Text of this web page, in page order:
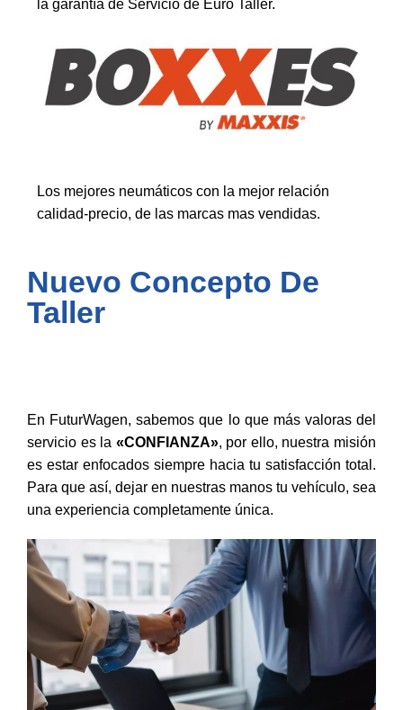
la garantía de Servicio de Euro Taller.
Los mejores neumáticos con la mejor relación
calidad-precio, de las marcas mas vendidas.
Nuevo Concepto De
Taller
En FuturWagen, sabemos que lo que más valoras del
servicio es la «CONFIANZA», por ello, nuestra misión
es estar enfocados siempre hacia tu satisfacción total.
Para que así, dejar en nuestras manos tu vehículo, sea
una experiencia completamente única.